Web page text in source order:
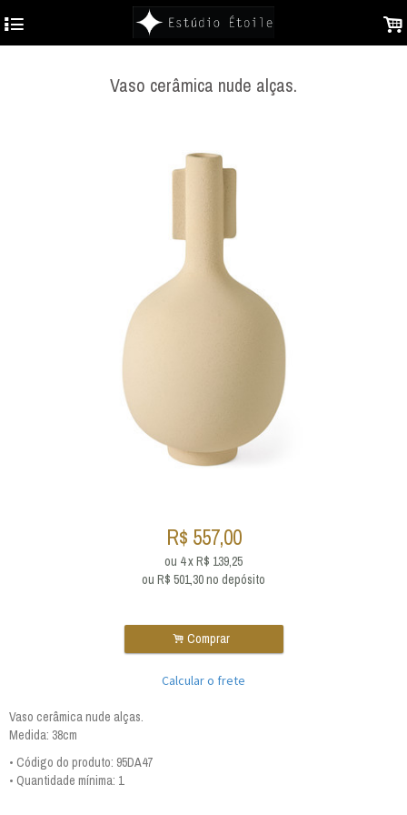
4 .
Vaso cerâmica nude alças.
R$ 557,00
ou 4xR$ 139,25
ou R$ 501,30no depósito
. Comprar
Calcular o frete
Vaso cerâmica nude alças.
Medida: 38cm
• Código do produto: 95DA47
• Quantidade mínima: 1